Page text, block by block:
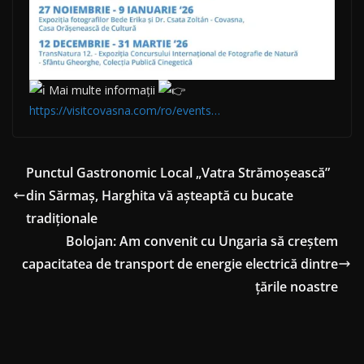
Mai multe informații
https://visitcovasna.com/ro/events…
Punctul Gastronomic Local „Vatra Strămoșească”
din Sărmaș, Harghita vă așteaptă cu bucate
tradiționale
Bolojan: Am convenit cu Ungaria să creștem
capacitatea de transport de energie electrică dintre
țările noastre